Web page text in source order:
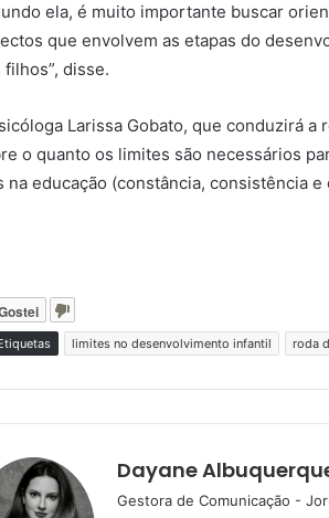
ela, é muito importante buscar
que envolvem as etapas do
filhos”, disse.
Larissa Gobato, que conduzirá
o quanto os limites são necessários
na educação (constância, consistência
limites no desenvolvimento infantil roda
Dayane
Gestora de Comunicação -